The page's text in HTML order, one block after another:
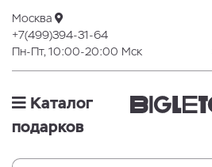
Москва
+7(499)394-31-64
Пн-Пт, 10:00-20:00 Мск
Каталог
подарков